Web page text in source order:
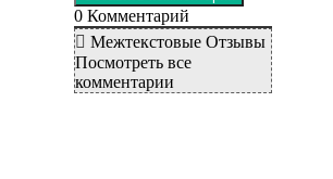
0 Комментарий
Межтекстовые Отзывы
Посмотреть все
комментарии